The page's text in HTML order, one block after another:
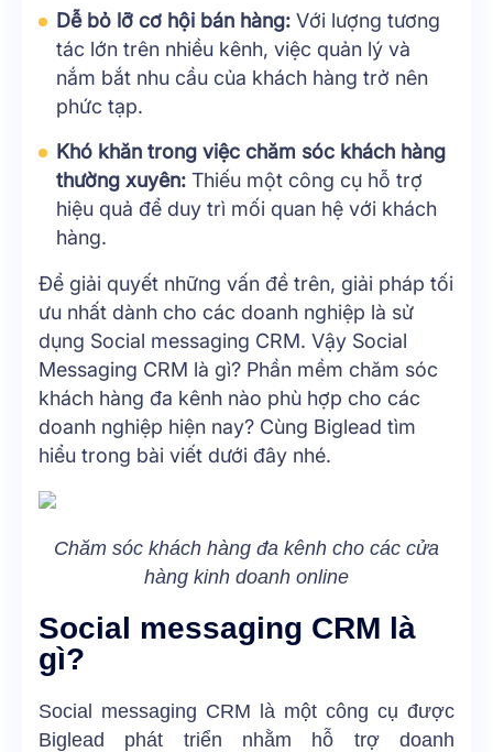
Dễ bỏ lỡ cơ hội bán hàng: Với lượng tương
tác lớn trên nhiều kênh, việc quản lý và
nắm bắt nhu cầu của khách hàng trở nên
phức tạp.
Khó khăn trong việc chăm sóc khách hàng
thường xuyên: Thiếu một công cụ hỗ trợ
hiệu quả để duy trì mối quan hệ với khách
hàng.
Để giải quyết những vấn đề trên, giải pháp tối
ưu nhất dành cho các doanh nghiệp là sử
dụng Social messaging CRM. Vậy Social
Messaging CRM là gì? Phần mềm chăm sóc
khách hàng đa kênh nào phù hợp cho các
doanh nghiệp hiện nay? Cùng Biglead tìm
hiểu trong bài viết dưới đây nhé.
Chăm sóc khách hàng đa kênh cho các cửa
hàng kinh doanh online
Social messaging CRM là
gì?
Social messaging CRM là một công cụ được
Biglead phát triển nhằm hỗ trợ doanh